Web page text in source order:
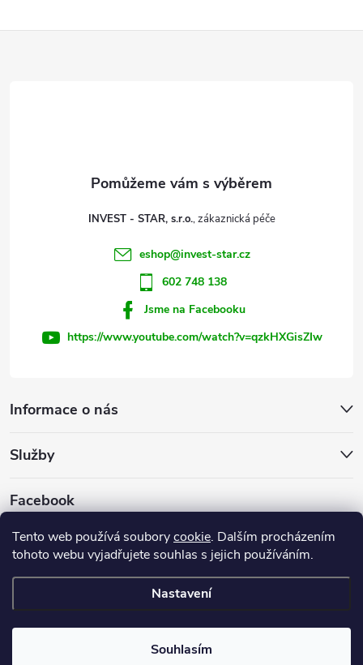
Tento web používá souborycookie. Dalším procházením
tohoto webu vyjadřujete souhlas s jejich používáním.
Nastavení
Souhlasím
Informace o nás
Služby
Facebook
INVEST - STAR, s.r.o.
eshop@invest-star.cz
602 748 138
Jsme na Facebooku
https://www.youtube.com/watch?v=qzkHXGisZIw
Copyright 2026INVEST - STAR, s.r.o.. Všechna práva vyhrazena.